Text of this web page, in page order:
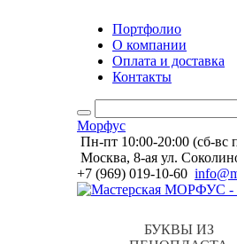
Портфолио
О компании
Оплата и доставка
Контакты
Морфус
Пн-пт 10:00-20:00 (сб-вс
Москва, 8-ая ул.
+7 (969) 019-10-60
БУКВЫ ИЗ